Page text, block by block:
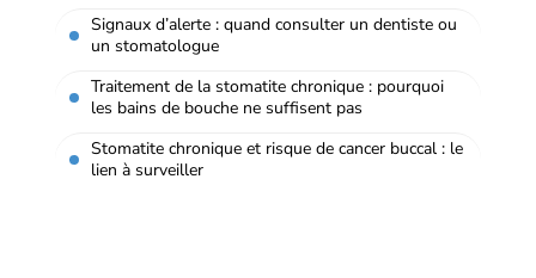
Signaux d’alerte : quand consulter un dentiste ou
un stomatologue
Traitement de la stomatite chronique : pourquoi
les bains de bouche ne suffisent pas
Stomatite chronique et risque de cancer buccal : le
lien à surveiller